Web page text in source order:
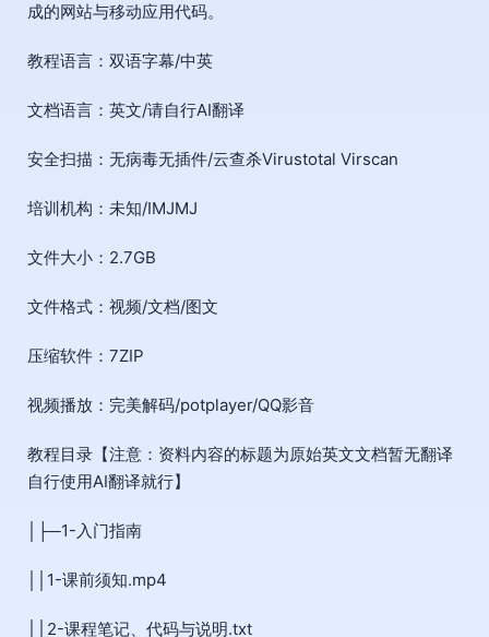
成的网站与移动应用代码。
教程语言：双语字幕/中英
文档语言：英文/请自行AI翻译
安全扫描：无病毒无插件/云查杀Virustotal Virscan
培训机构：未知/IMJMJ
文件大小：2.7GB
文件格式：视频/文档/图文
压缩软件：7ZIP
视频播放：完美解码/potplayer/QQ影音
教程目录【注意：资料内容的标题为原始英文文档暂无翻译
自行使用AI翻译就行】
│├─1-入门指南
││1-课前须知.mp4
││2-课程笔记、代码与说明.txt